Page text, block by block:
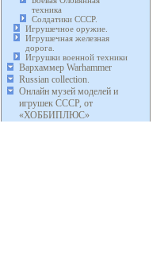
техника
Солдатики СССР.
Игрушечное оружие.
Игрушечная железная
дорога.
Игрушки военной техники
Вархаммер Warhammer
Russian collection.
Онлайн музей моделей и
игрушек СССР, от
«ХОББИПЛЮС»